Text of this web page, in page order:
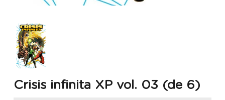
Crisis infinita XP vol. 03 (de 6)